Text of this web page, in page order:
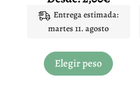
Entrega estimada:
martes 11. agosto
Elegir peso
producto